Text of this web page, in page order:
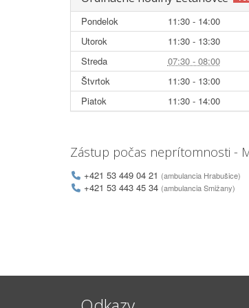
Pondelok 11:30 - 14:00
Utorok
11:30 - 13:30
Streda
07:30 - 08:00
Štvrtok
11:30 - 13:00
Piatok
11:30 - 14:00
Zástup počas neprítomnosti -
+421 53 449 04 21 (ambulancia Hrabušice)
+421 53 443 45 34 (ambulancia Smižany)